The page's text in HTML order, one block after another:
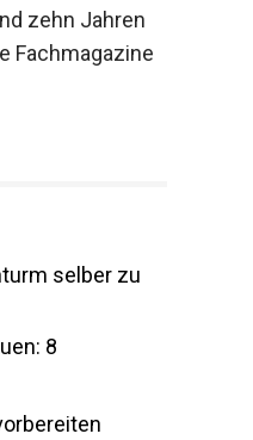
zehn Jahren
Fachmagazine
selber zu
8